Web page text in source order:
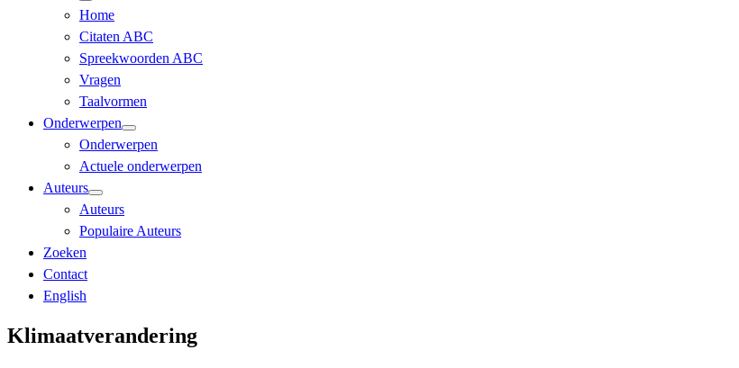
Home
Citaten ABC
Spreekwoorden ABC
Vragen
Taalvormen
Onderwerpen
Onderwerpen
Actuele onderwerpen
Auteurs
Auteurs
Populaire Auteurs
Zoeken
Contact
English
Klimaatverandering